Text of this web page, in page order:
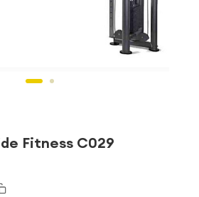
Fitness С029